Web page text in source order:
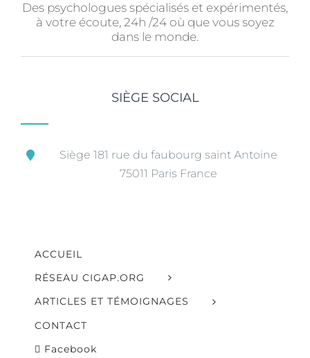
Des psychologues spécialisés et expérimentés,
à votre écoute, 24h /24 où que vous soyez
dans le monde.
SIÈGE SOCIAL
Siège 181 rue du faubourg saint Antoine
75011 Paris France
ACCUEIL
RÉSEAU CIGAP.ORG
ARTICLES ET TÉMOIGNAGES
CONTACT
Facebook